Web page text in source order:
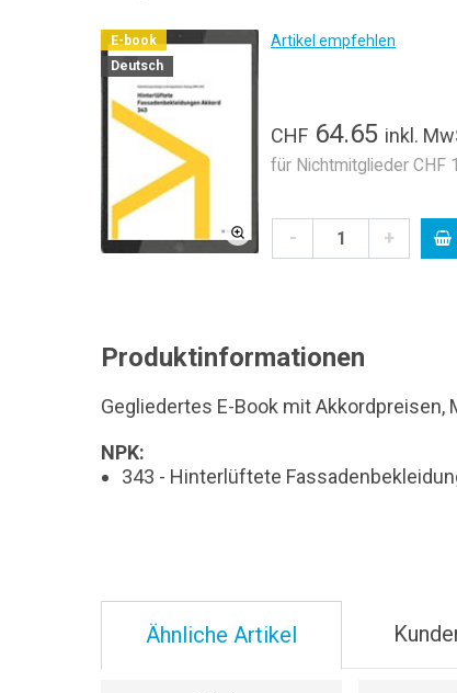
E-book
Deutsch
Artikel empfehlen
CHF 64.65 inkl.
für Nichtmitglieder CHF
- +
Produktinformationen
Gegliedertes E-Book mit
NPK:
343 - Hinterlüftete
Ähnliche Artikel